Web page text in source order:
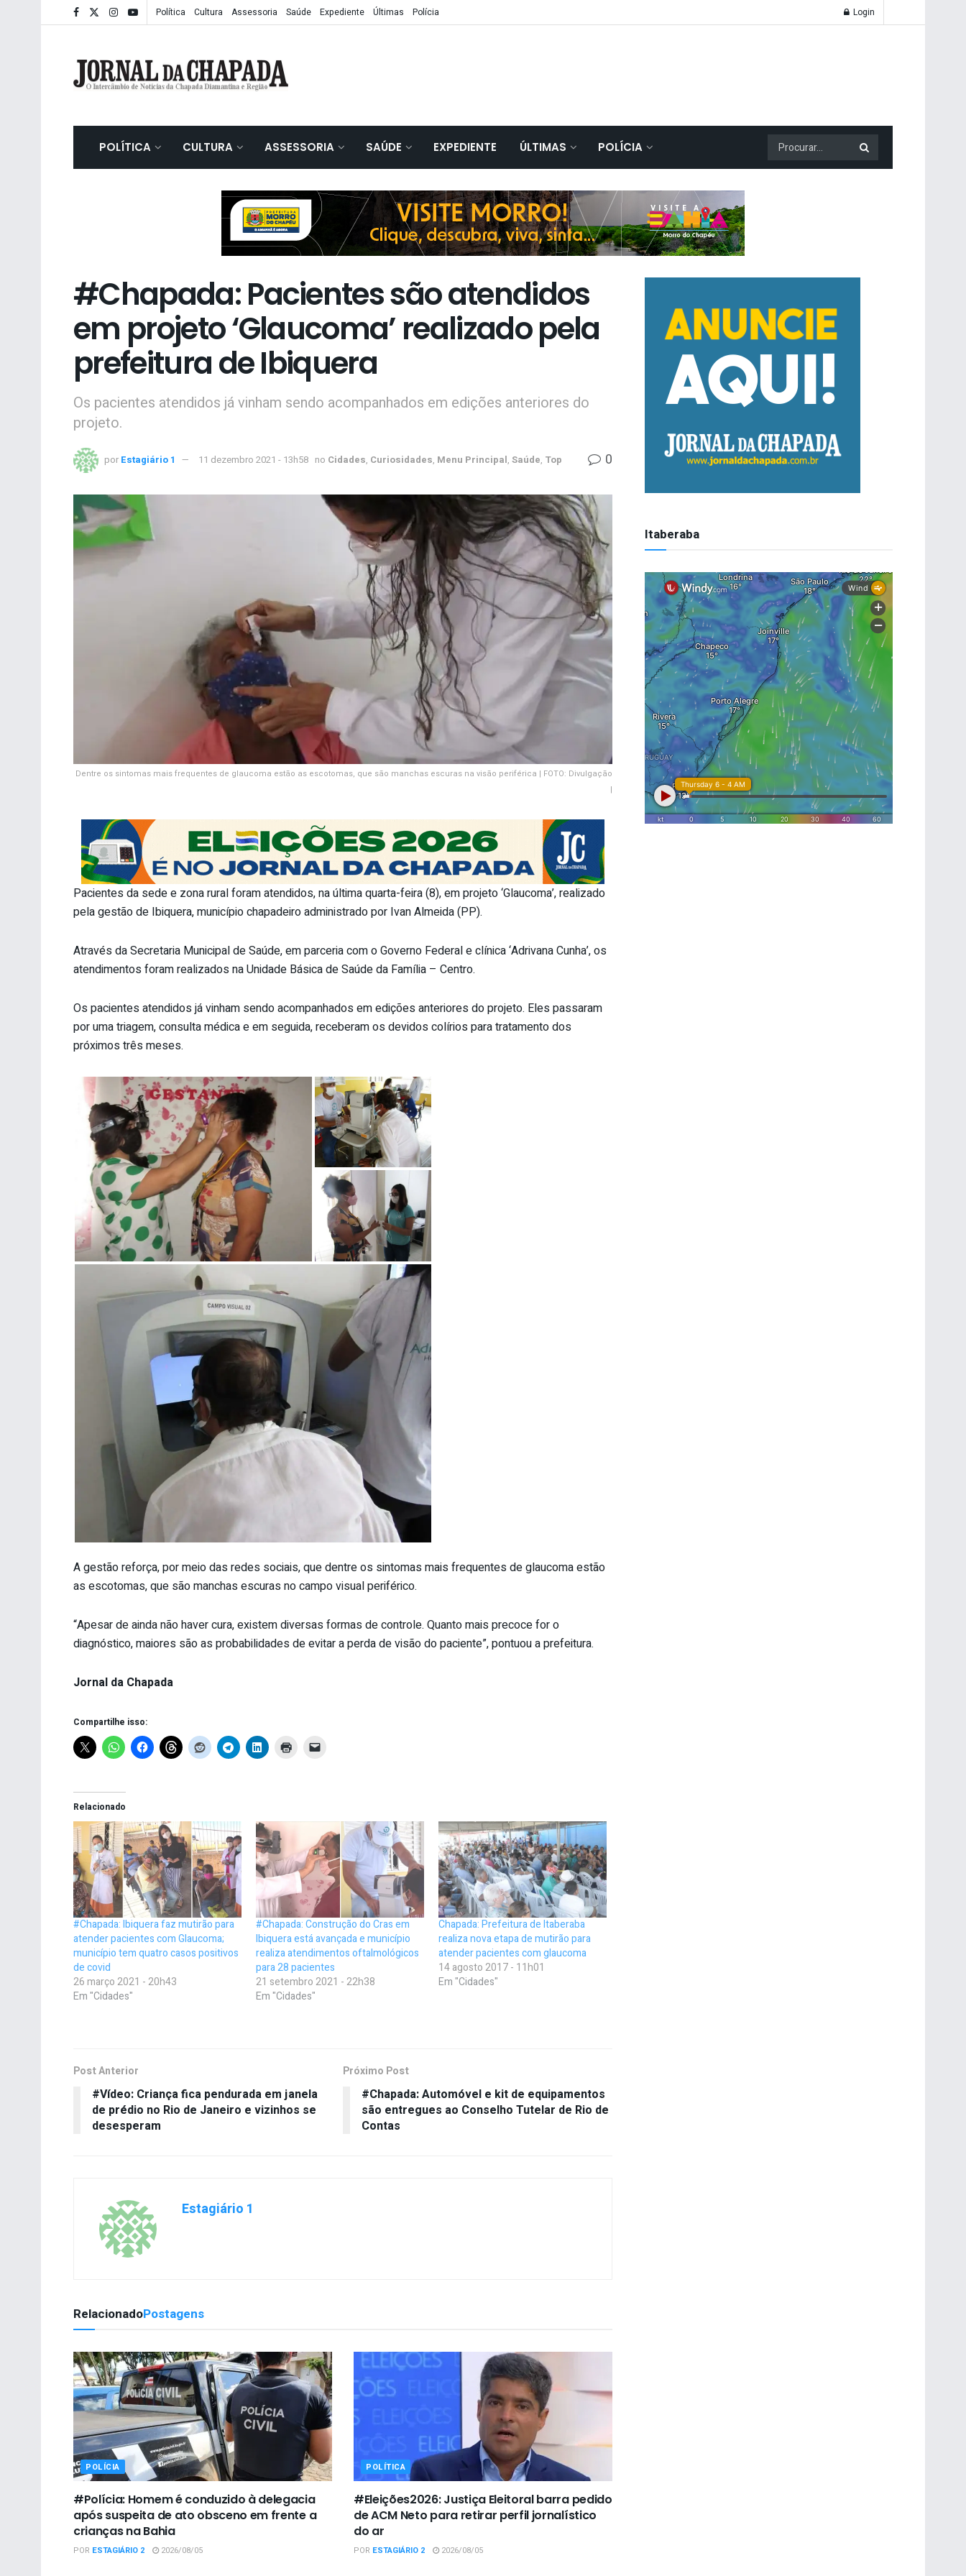
Política Cultura Assessoria Saúde Expediente Últimas Polícia Login
POLÍTICA CULTURA ASSESSORIA SAÚDE EXPEDIENTE ÚLTIMAS POLÍCIA
#Chapada: Pacientes são atendidos
em projeto ‘Glaucoma’ realizado pela
prefeitura de Ibiquera
Os pacientes atendidos já vinham sendo acompanhados em edições anteriores do
projeto.
por Estagiário 1 11 dezembro 2021 - 13h58 no Cidades, Curiosidades, Menu Principal, Saúde, Top 0
Dentre os sintomas mais frequentes de glaucoma estão as escotomas, que são manchas escuras na visão periférica | FOTO: Divulgação
|
Pacientes da sede e zona rural foram atendidos, na última quarta-feira (8), em projeto ‘Glaucoma’, realizado
pela gestão de Ibiquera, município chapadeiro administrado por Ivan Almeida (PP).
Através da Secretaria Municipal de Saúde, em parceria com o Governo Federal e clínica ‘Adrivana Cunha’, os
atendimentos foram realizados na Unidade Básica de Saúde da Família – Centro.
Os pacientes atendidos já vinham sendo acompanhados em edições anteriores do projeto. Eles passaram
por uma triagem, consulta médica e em seguida, receberam os devidos colírios para tratamento dos
próximos três meses.
A gestão reforça, por meio das redes sociais, que dentre os sintomas mais frequentes de glaucoma estão
as escotomas, que são manchas escuras no campo visual periférico.
“Apesar de ainda não haver cura, existem diversas formas de controle. Quanto mais precoce for o
diagnóstico, maiores são as probabilidades de evitar a perda de visão do paciente”, pontuou a prefeitura.
Jornal da Chapada
Compartilhe isso:
Relacionado
#Chapada: Ibiquera faz mutirão para
atender pacientes com Glaucoma;
município tem quatro casos positivos
de covid
26 março 2021 - 20h43
Em "Cidades"
#Chapada: Construção do Cras em
Ibiquera está avançada e município
realiza atendimentos oftalmológicos
para 28 pacientes
21 setembro 2021 - 22h38
Em "Cidades"
Chapada: Prefeitura de Itaberaba
realiza nova etapa de mutirão para
atender pacientes com glaucoma
14 agosto 2017 - 11h01
Em "Cidades"
Post Anterior
#Vídeo: Criança fica pendurada em janela
de prédio no Rio de Janeiro e vizinhos se
desesperam
Próximo Post
#Chapada: Automóvel e kit de equipamentos
são entregues ao Conselho Tutelar de Rio de
Contas
Estagiário 1
RelacionadoPostagens
POLÍCIA
#Polícia: Homem é conduzido à delegacia
após suspeita de ato obsceno em frente a
crianças na Bahia
POR ESTAGIÁRIO 2 2026/08/05
POLÍTICA
#Eleições2026: Justiça Eleitoral barra pedido
de ACM Neto para retirar perfil jornalístico
do ar
POR ESTAGIÁRIO 2 2026/08/05
Itaberaba